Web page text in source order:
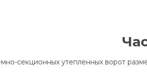
секционных утепленных ворот